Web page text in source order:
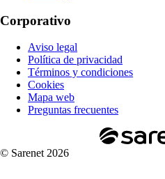
Corporativo
Aviso legal
Política de privacidad
Términos y condiciones
Cookies
Mapa web
Preguntas frecuentes
© Sarenet 2026